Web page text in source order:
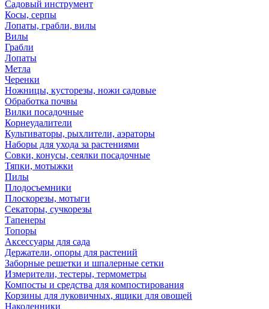
Садовый инструмент
Косы, серпы
Лопаты, грабли, вилы
Вилы
Грабли
Лопаты
Метла
Черенки
Ножницы, кусторезы, ножи садовые
Обработка почвы
Вилки посадочные
Корнеудалители
Культиваторы, рыхлители, аэраторы
Наборы для ухода за растениями
Совки, конусы, сеялки посадочные
Тяпки, мотыжки
Пилы
Плодосъемники
Плоскорезы, мотыги
Секаторы, сучкорезы
Тапенеры
Топоры
Аксессуары для сада
Держатели, опоры для растений
Заборные решетки и шпалерные сетки
Измерители, тестеры, термометры
Компосты и средства для компостирования
Корзины для луковичных, ящики для овощей
Наколенники